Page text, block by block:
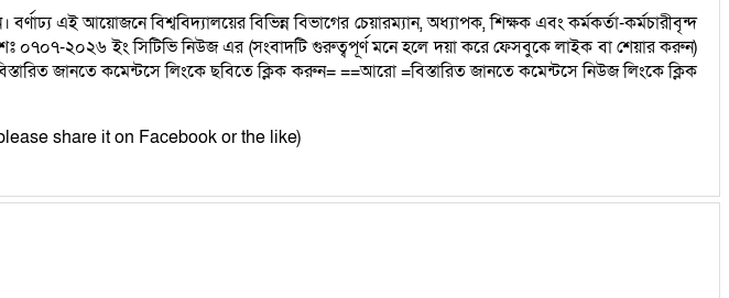
বর্ণাঢ্য এই আয়োজনে বিশ্ববিদ্যালয়ের বিভিন্ন বিভাগের চেয়ারম্যান, অধ্যাপক, শিক্ষক এবং কর্মকর্তা-কর্মচারীবৃন্দ
০৭০৭-২০২৬ ইং সিটিভি নিউজ এর (সংবাদটি গুরুত্বপূর্ণ মনে হলে দয়া করে ফেসবুকে লাইক বা শেয়ার করুন)
কমেন্টসে লিংকে ছবিতে ক্লিক করুন= ==আরো =বিস্তারিত জানতে কমেন্টসে নিউজ লিংকে ক্লিক
please share it on Facebook or the like)